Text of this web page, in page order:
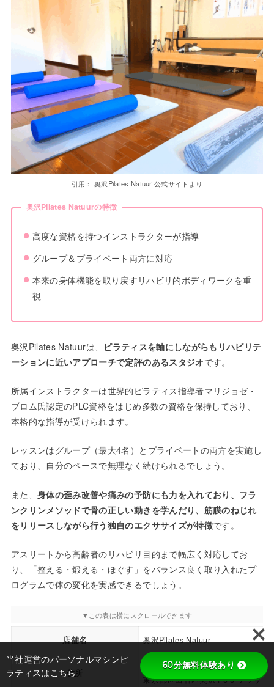
引用： 奥沢Pilates Natuur 公式サイトより
奥沢Pilates Natuurの特徴
高度な資格を持つインストラクターが指導
グループ＆プライベート両方に対応
本来の身体機能を取り戻すリハビリ的ボディワークを重
視
奥沢Pilates Natuurは、 ピラティスを軸にしながらもリハビリテ
ーションに近いアプローチで定評のあるスタジオです。
所属インストラクターは世界的ピラティス指導者マリジョゼ・
ブロム氏認定のPLC資格をはじめ多数の資格を保持しており、
本格的な指導が受けられます。
レッスンはグループ（最大4名）とプライベートの両方を実施し
ており、自分のペースで無理なく続けられるでしょう。
また、 身体の歪み改善や痛みの予防にも力を入れており、フラ
ンクリンメソッドで骨の正しい動きを学んだり、筋膜のねじれ
をリリースしながら行う独自のエクササイズが特徴です。
アスリートから高齢者のリハビリ目的まで幅広く対応してお
り、「整える・鍛える・ほぐす」をバランス良く取り入れたプ
ログラムで体の変化を実感できるでしょう。
店舗名 奥沢Pilates Natuur
住所
〒158-0083
東京都世田谷区奥沢4-8-8 フラット
当社運営のパーソナルマシンピ
ラティスはこちら
60分無料体験あり